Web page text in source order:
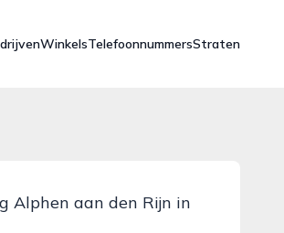
WinkelsTelefoonnummersStraten
Alphen aan den Rijn in